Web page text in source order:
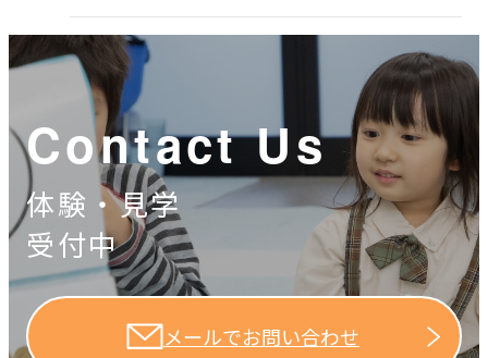
Contact Us
体験・見学
受付中
メールでお問い合わせ